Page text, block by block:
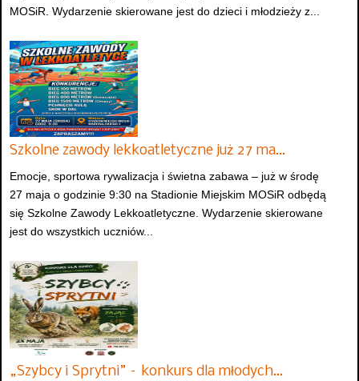
MOSiR. Wydarzenie skierowane jest do dzieci i młodzieży z...
Szkolne zawody lekkoatletyczne już 27 ma…
Emocje, sportowa rywalizacja i świetna zabawa – już w środę
27 maja o godzinie 9:30 na Stadionie Miejskim MOSiR odbędą
się Szkolne Zawody Lekkoatletyczne. Wydarzenie skierowane
jest do wszystkich uczniów...
„Szybcy i Sprytni” – konkurs dla młodych…